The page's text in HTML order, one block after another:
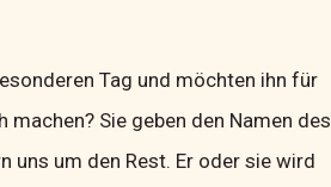
Tag und möchten ihn für
machen? Sie geben den Namen des
uns um den Rest. Er oder sie wird